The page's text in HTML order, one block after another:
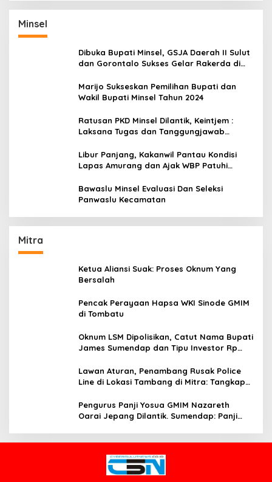
Minsel
Dibuka Bupati Minsel, GSJA Daerah II Sulut
dan Gorontalo Sukses Gelar Rakerda di
Marijo Sukseskan Pemilihan Bupati dan
Wakil Bupati Minsel Tahun 2024
Ratusan PKD Minsel Dilantik, Keintjem :
Laksana Tugas dan Tanggungjawab
Libur Panjang, Kakanwil Pantau Kondisi
Lapas Amurang dan Ajak WBP Patuhi
Bawaslu Minsel Evaluasi Dan Seleksi
Panwaslu Kecamatan
Mitra
Ketua Aliansi Suak: Proses Oknum Yang
Bersalah
Pencak Perayaan Hapsa WKI Sinode GMIM
di Tombatu
Oknum LSM Dipolisikan, Catut Nama Bupati
James Sumendap dan Tipu Investor Rp
Lawan Aturan, Penambang Rusak Police
Line di Lokasi Tambang di Mitra: Tangkap
Pengurus Panji Yosua GMIM Nazareth
Oarai Jepang Dilantik. Sumendap: Panji